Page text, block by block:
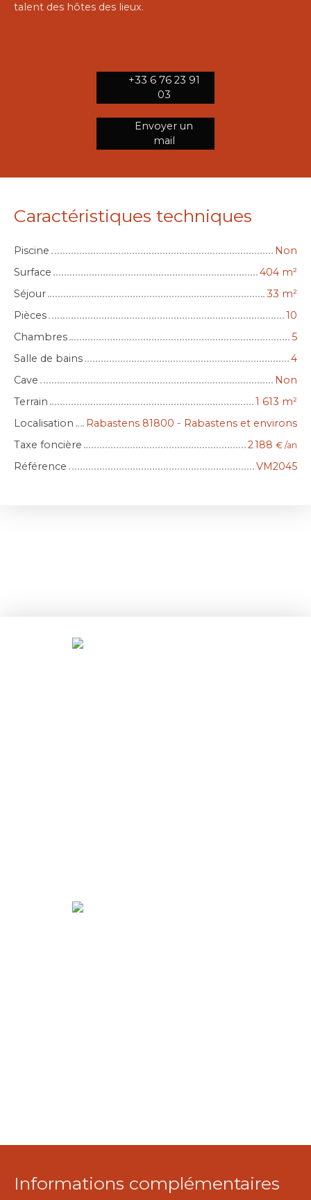
talent des hôtes des lieux.
+33 6 76 23 91
03
Envoyer un
mail
Caractéristiques techniques
Piscine
Non
Surface
404 m²
Séjour
33 m²
Pièces
10
Chambres
5
Salle de bains
4
Cave
Non
Terrain
1 613 m²
Localisation
Rabastens 81800 - Rabastens et environs
Taxe foncière
2 188 € /an
Référence VM2045
Informations complémentaires